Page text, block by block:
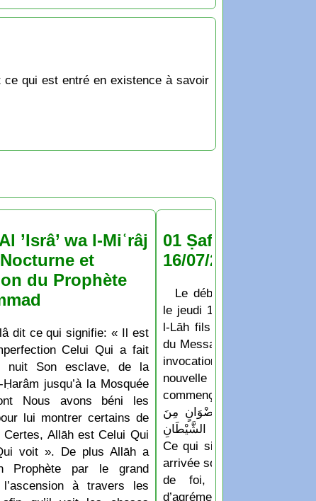
ce qui est entré en existence à savoir
’Isrâ’ wa l-Miʿrâj
et
du Prophète
dit ce qui signifie: « Il est
Celui Qui a fait
nuit Son esclave, de la
jusqu’à la Mosquée
Nous avons béni les
lui montrer certains de
Certes, Allāh est Celui Qui
voit ». De plus Allāh a
Prophète par le grand
à travers les
01 Ṣafar 1448 :
16/07/2026
Le début du mois de
le jeudi 16 Juillet 2026
l-Lāh fils de Hichām: Les
du Messager de Allāh
invocation qu’ils disaient
nouvelle année ou un
commençait: « اللَّهُمَّ أَدْخِلْهُ عَلَيْنَا بِالْأَمْنِ
وَالْإِسْلَامِ، وَرِضْوَانٍ مِنَ
(أيْ حِفْظٍ) مِنَ الشَّيْطَانِ »
Ce qui signifie: « Ô Allāh
arrivée soit accompagnée
de foi, de protection
d’agrément de Ar-